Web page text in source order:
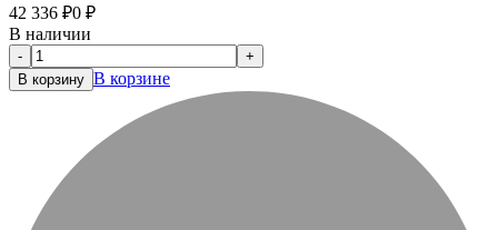
42 336 ₽0 ₽
В наличии
-
+
В корзину В корзине